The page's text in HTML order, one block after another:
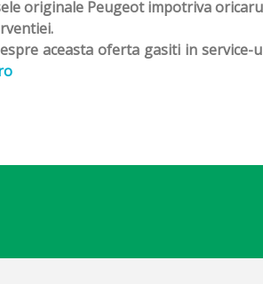
originale Peugeot impotriva
aceasta oferta gasiti in service-